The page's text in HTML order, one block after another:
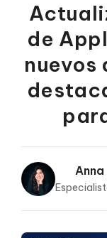
de
nuevos
Anna